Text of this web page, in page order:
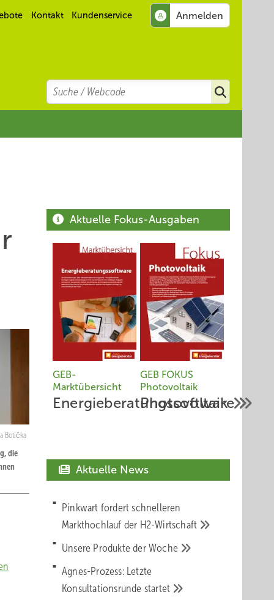
Kontakt Kundenservice
Search
Suchen
Botička
die
Aktuelle Fokus-Ausgaben
GEB-
Marktübersicht
Energieberatungssoftware
GEB FOKUS
Photovoltaik
Photovoltaik
Aktuelle News
Pinkwart fordert schnelleren
Markthochlauf der H2-Wirtschaft
Unsere Produkte der Woche
Agnes-Prozess: Letzte
Konsultationsrunde startet